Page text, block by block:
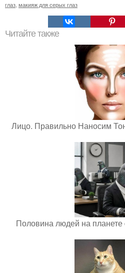
глаз, макияж для серых глаз
Читайте также
Лицо. Правильно Наносим
Половина людей на планете